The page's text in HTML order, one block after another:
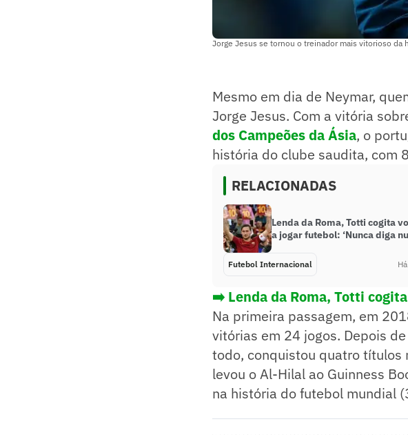
Jorge Jesus se tornou o treinador mais vitorioso da
Mesmo em dia de Neymar,
Jorge Jesus. Com a vitória
dos Campeões da Ásia, o
história do clube saudita, com
RELACIONADAS
Lenda da Roma, Totti cogita
a jogar futebol: ‘Nunca diga
Futebol Internacional
➡️ Lenda da Roma, Totti
Na primeira passagem, em
vitórias em 24 jogos. Depois
todo, conquistou quatro títulos
levou o Al-Hilal ao Guinness
na história do futebol mundial